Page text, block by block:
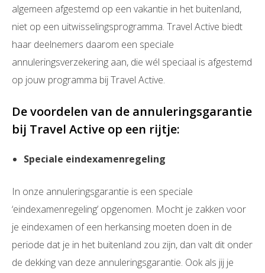
algemeen afgestemd op een vakantie in het buitenland,
niet op een uitwisselingsprogramma. Travel Active biedt
haar deelnemers daarom een speciale
annuleringsverzekering aan, die wél speciaal is afgestemd
op jouw programma bij Travel Active.
De voordelen van de annuleringsgarantie
bij Travel Active op een rijtje:
Speciale eindexamenregeling
In onze annuleringsgarantie is een speciale
‘eindexamenregeling’ opgenomen. Mocht je zakken voor
je eindexamen of een herkansing moeten doen in de
periode dat je in het buitenland zou zijn, dan valt dit onder
de dekking van deze annuleringsgarantie. Ook als jij je